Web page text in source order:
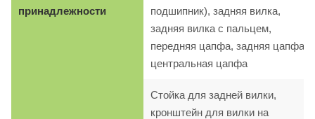
принадлежности
подшипник), задняя вилка,
задняя вилка с пальцем,
передняя цапфа, задняя цапфа,
центральная цапфа
Стойка для задней вилки,
кронштейн для вилки на